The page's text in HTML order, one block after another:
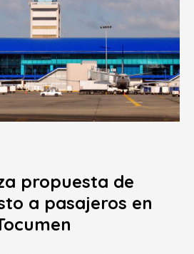
propuesta de
a pasajeros en